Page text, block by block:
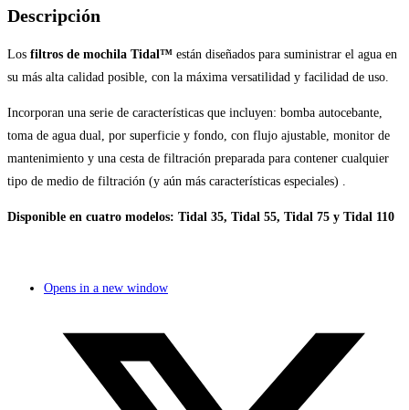
Descripción
Los filtros de mochila Tidal™ están diseñados para suministrar el agua en
su más alta calidad posible, con la máxima versatilidad y facilidad de uso.
Incorporan una serie de características que incluyen: bomba autocebante,
toma de agua dual, por superficie y fondo, con flujo ajustable, monitor de
mantenimiento y una cesta de filtración preparada para contener cualquier
tipo de medio de filtración (y aún más características especiales) .
Disponible en cuatro modelos: Tidal 35, Tidal 55, Tidal 75 y Tidal 110
Opens in a new window